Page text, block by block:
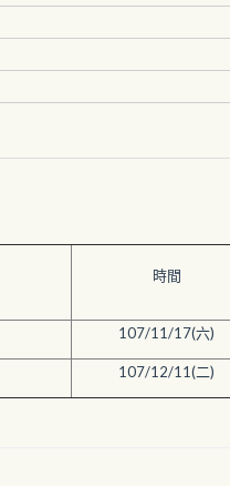
時間
107/11/17(六)
107/12/11(二)